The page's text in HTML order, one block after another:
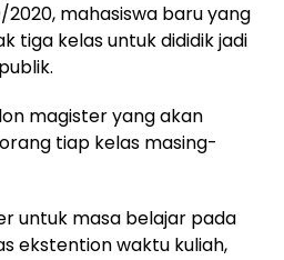
2020, mahasiswa baru yang
tiga kelas untuk dididik jadi
magister yang akan
tiap kelas masing-
untuk masa belajar pada
ekstention waktu kuliah,